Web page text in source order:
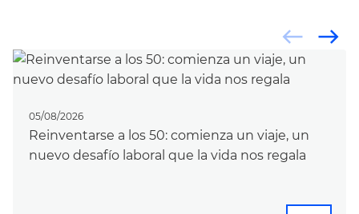
05/08/2026
Reinventarse a los 50: comienza un viaje, un
nuevo desafío laboral que la vida nos regala
east
west